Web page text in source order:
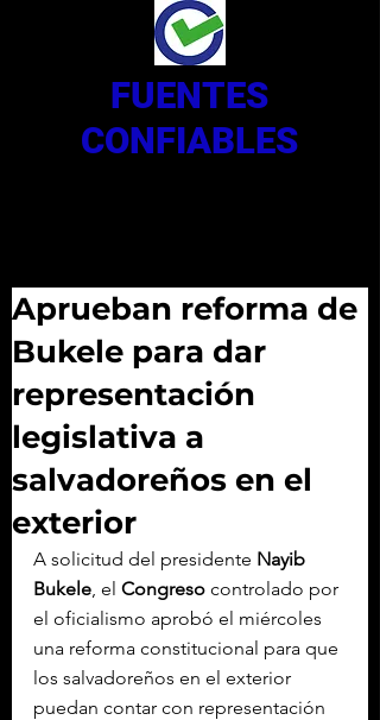
FUENTES
CONFIABLES
Aprueban reforma de
Bukele para dar
representación
legislativa a
salvadoreños en el
exterior
A solicitud del presidente Nayib
Bukele, el Congreso controlado por
el oficialismo aprobó el miércoles
una reforma constitucional para que
los salvadoreños en el exterior
puedan contar con representación